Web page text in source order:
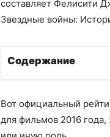
составляет Фелисити
Звездные войны:
Содержание
Вот официальный
для фильмов 2016